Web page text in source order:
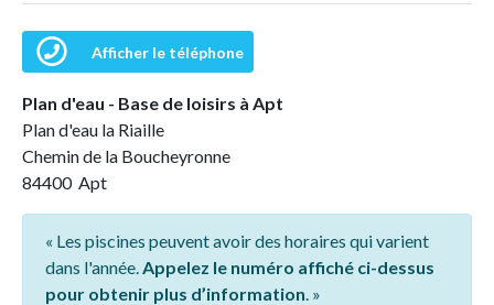
Afficher le téléphone
Plan d'eau - Base de loisirs à Apt
Plan d'eau la Riaille
Chemin de la Boucheyronne
84400 Apt
« Les piscines peuvent avoir des horaires qui varient
dans l'année.Appelez le numéro affiché ci-dessus
pour obtenir plus d’information. »